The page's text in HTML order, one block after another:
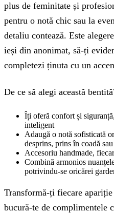
plus de feminitate și
pentru o notă chic sau la
detaliu contează. Este
ieși din anonimat, să-ți
completezi ținuta cu un
De ce să alegi această
Îți oferă confort și
inteligent
Adaugă o notă sofisticată
desprins, prins în coadă
Accesoriu handmade,
Combină armonios
potrivindu-se oricărei
Transformă-ți fiecare
bucură-te de complimentele